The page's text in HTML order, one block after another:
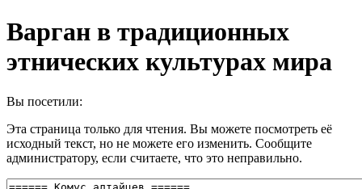
Варган в традиционных
этнических культурах мира
Вы посетили:
Эта страница только для чтения. Вы можете посмотреть её
исходный текст, но не можете его изменить. Сообщите
администратору, если считаете, что это неправильно.